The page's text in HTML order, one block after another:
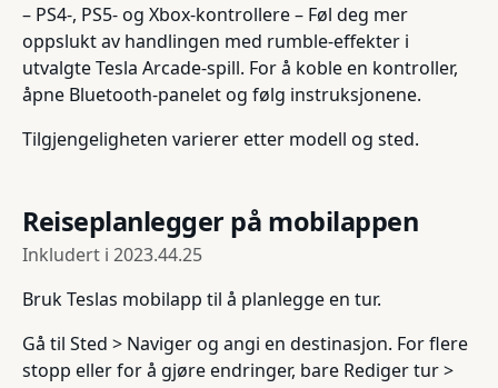
– PS4-, PS5- og Xbox-kontrollere – Føl deg mer
oppslukt av handlingen med rumble-effekter i
utvalgte Tesla Arcade-spill. For å koble en kontroller,
åpne Bluetooth-panelet og følg instruksjonene.
Tilgjengeligheten varierer etter modell og sted.
Reiseplanlegger på mobilappen
Inkludert i 2023.44.25
Bruk Teslas mobilapp til å planlegge en tur.
Gå til Sted > Naviger og angi en destinasjon. For flere
stopp eller for å gjøre endringer, bare Rediger tur >